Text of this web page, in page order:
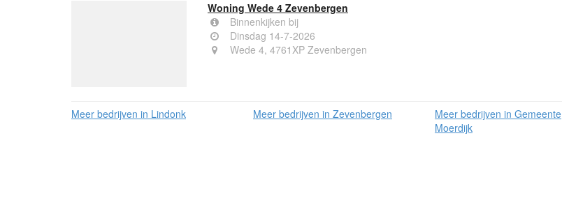
Woning Wede 4 Zevenbergen
Binnenkijken bij
Dinsdag 14-7-2026
Wede 4, 4761XP Zevenbergen
Meer bedrijven in Lindonk Meer bedrijven in Zevenbergen
Meer bedrijven in Gemeente
Moerdijk